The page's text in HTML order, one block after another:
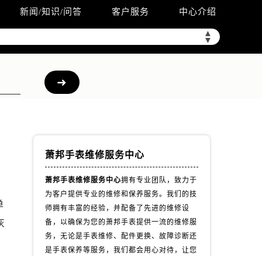
新闻/知识/问答 客户服务 中心介绍
▲
▼
萧邦手表维修服务中心
萧邦手表维修服务中心拥有专业团队，致力于
为客户提供专业的维修和保养服务。我们的技
师拥有丰富的经验，并配备了先进的维修设
备，以确保为您的萧邦手表提供一流的维修服
务，无论是手表维修、配件更换、故障诊断还
是手表保养等服务，我们都会用心对待，让您